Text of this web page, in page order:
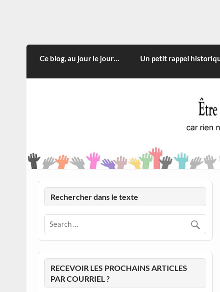
CITOYEN D'ILLE-ET-
Ce blog, au jour le jour… Un petit rappel
Rechercher dans le texte
RECEVOIR LES PROCHAINS ARTICLES
PAR COURRIEL ?